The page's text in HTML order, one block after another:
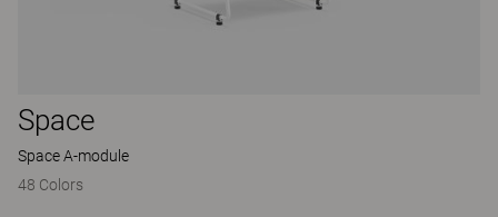
Space
Space A-module
48 Colors